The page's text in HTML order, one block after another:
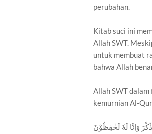
perubahan.
Kitab suci ini
Allah SWT.
untuk membuat
bahwa Allah
Allah SWT dalam
kemurnian Al-
وَاِنَّا لَهٗ لَحٰفِظُوْنَ